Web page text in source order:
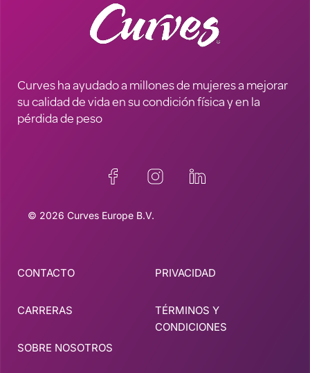
Curves ha ayudado a millones de mujeres a mejorar
su calidad de vida en su condición física y en la
pérdida de peso
© 2026 Curves Europe B.V.
CONTACTO
CARRERAS
SOBRE NOSOTROS
PRIVACIDAD
TÉRMINOS Y
CONDICIONES